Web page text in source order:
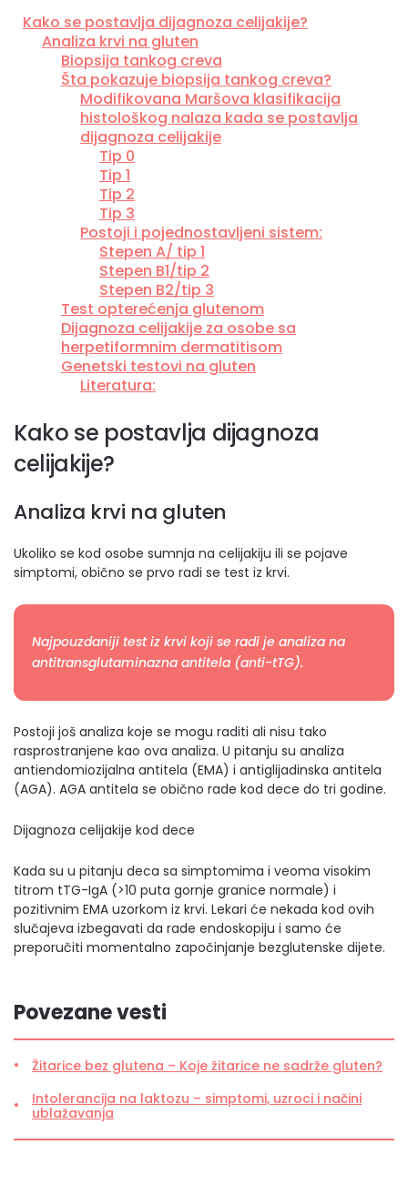
Kako se postavlja dijagnoza celijakije?
Analiza krvi na gluten
Biopsija tankog creva
Šta pokazuje biopsija tankog creva?
Modifikovana Maršova klasifikacija
histološkog nalaza kada se postavlja
dijagnoza celijakije
Tip 0
Tip 1
Tip 2
Tip 3
Postoji i pojednostavljeni sistem:
Stepen A/ tip 1
Stepen B1/tip 2
Stepen B2/tip 3
Test opterećenja glutenom
Dijagnoza celijakije za osobe sa
herpetiformnim dermatitisom
Genetski testovi na gluten
Literatura:
Kako se postavlja dijagnoza
celijakije?
Analiza krvi na gluten
Ukoliko se kod osobe sumnja na celijakiju ili se pojave
simptomi, obično se prvo radi se test iz krvi.
Najpouzdaniji test iz krvi koji se radi je analiza na
antitransglutaminazna antitela (anti-tTG).
Postoji još analiza koje se mogu raditi ali nisu tako
rasprostranjene kao ova analiza. U pitanju su analiza
antiendomiozijalna antitela (EMA) i antiglijadinska antitela
(AGA). AGA antitela se obično rade kod dece do tri godine.
Dijagnoza celijakije kod dece
Kada su u pitanju deca sa simptomima i veoma visokim
titrom tTG-IgA (>10 puta gornje granice normale) i
pozitivnim EMA uzorkom iz krvi. Lekari će nekada kod ovih
slučajeva izbegavati da rade endoskopiju i samo će
preporučiti momentalno započinjanje bezglutenske dijete.
Povezane vesti
Žitarice bez glutena – Koje žitarice ne sadrže gluten?
Intolerancija na laktozu – simptomi, uzroci i načini
ublažavanja